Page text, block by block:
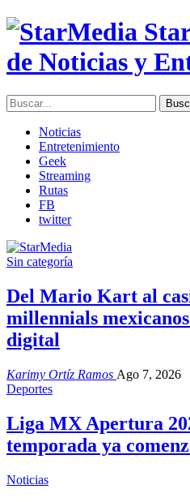
de Noticias y
Noticias
Entretenimiento
Geek
Streaming
Rutas
FB
twitter
Sin categoría
Del Mario Kart al
millennials
digital
Karimy Ortíz Ramos Ago 7, 2026
Deportes
Liga MX Apertura
temporada ya
Noticias